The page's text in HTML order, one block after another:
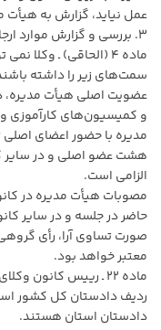
عمل نیاید، گزارش به هیأت
۳. بررسی و گزارش موارد ارجاعی از سوی رییس کانون یا هیأت مدیره.
ماده ۴ (الحاقی) ـ
سمت‌های زیر را داشته
عضویت اصلی هیأت مدیره،
مدیره با حضور اعضای
هشت عضو اصلی و در سایر
الزامی است.
مصوبات هیأت مدیره در
حاضر در جلسه و در سایر
صورت تساوی آرا، رأی
معتبر خواهد بود.
ماده ۲۲ ـ رییس
ردیف دادستان کل کشور
دادستان استان هستند.